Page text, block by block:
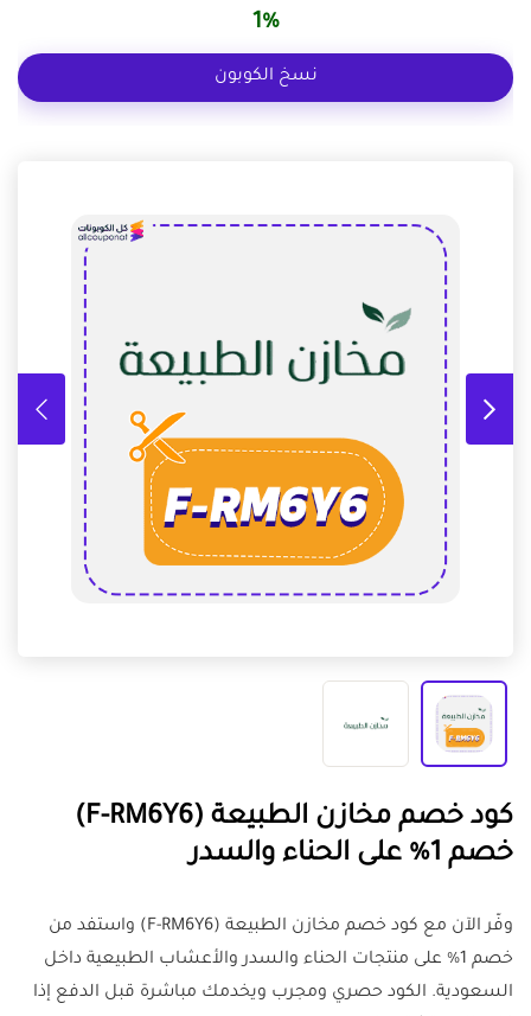
1%
نسخ الكوبون
كود خصم مخازن الطبيعة (F-RM6Y6)
خصم 1% على الحناء والسدر
وفّر الآن مع كود خصم مخازن الطبيعة (F-RM6Y6) واستفد من
خصم 1% على منتجات الحناء والسدر والأعشاب الطبيعية داخل
السعودية. الكود حصري ومجرب ويخدمك مباشرة قبل الدفع إذا